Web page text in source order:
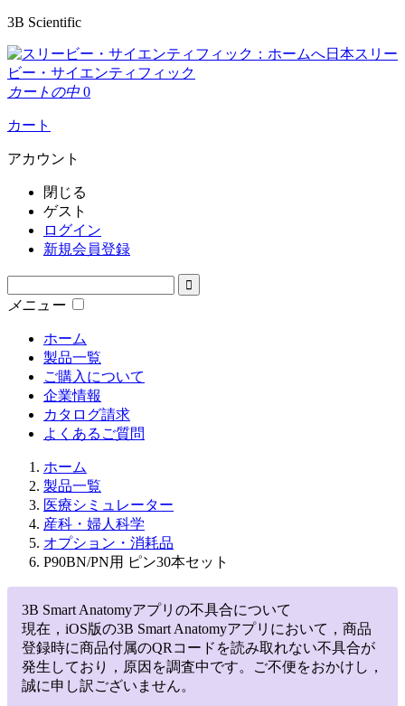
3B Scientific
日本スリー
ビー・サイエンティフィック
カートの中 0
カート
アカウント
閉じる
ゲスト
ログイン
新規会員登録
メニュー
ホーム
製品一覧
ご購入について
企業情報
カタログ請求
よくあるご質問
ホーム
製品一覧
医療シミュレーター
産科・婦人科学
オプション・消耗品
P90BN/PN用 ピン30本セット
3B Smart Anatomyアプリの不具合について
現在，iOS版の3B Smart Anatomyアプリにおいて，商品
登録時に商品付属のQRコードを読み取れない不具合が
発生しており，原因を調査中です。ご不便をおかけし，
誠に申し訳ございません。